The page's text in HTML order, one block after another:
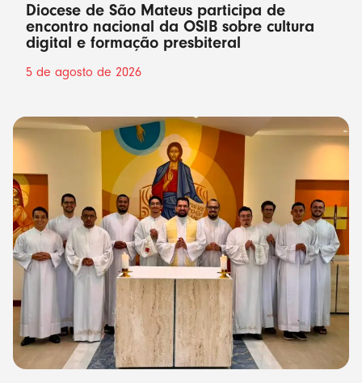
Diocese de São Mateus participa de
encontro nacional da OSIB sobre cultura
digital e formação presbiteral
5 de agosto de 2026